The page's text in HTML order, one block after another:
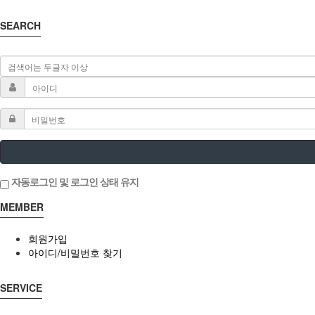
SEARCH
자동로그인 및 로그인 상태 유지
MEMBER
회원가입
아이디/비밀번호 찾기
SERVICE